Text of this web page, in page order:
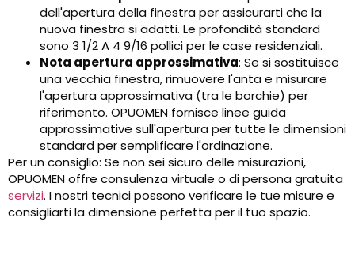
dell'apertura della finestra per assicurarti che la
nuova finestra si adatti. Le profondità standard
sono 3 1/2 A 4 9/16 pollici per le case residenziali.
Nota apertura approssimativa: Se si sostituisce
una vecchia finestra, rimuovere l'anta e misurare
l'apertura approssimativa (tra le borchie) per
riferimento. OPUOMEN fornisce linee guida
approssimative sull'apertura per tutte le dimensioni
standard per semplificare l'ordinazione.
Per un consiglio: Se non sei sicuro delle misurazioni,
OPUOMEN offre consulenza virtuale o di persona gratuita
servizi. I nostri tecnici possono verificare le tue misure e
consigliarti la dimensione perfetta per il tuo spazio.